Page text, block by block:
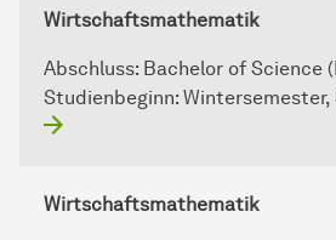
Wirtschaftsmathematik
Abschluss: Bachelor of Science
Studienbeginn:
Wirtschaftsmathematik